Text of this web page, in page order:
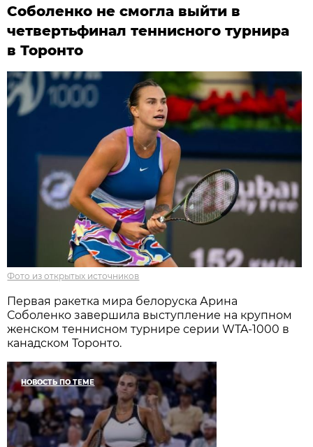
Соболенко не смогла выйти в
четвертьфинал теннисного турнира
в Торонто
Фото из открытых источников
Первая ракетка мира белоруска Арина
Соболенко завершила выступление на крупном
женском теннисном турнире серии WTA-1000 в
канадском Торонто.
НОВОСТЬ ПО ТЕМЕ